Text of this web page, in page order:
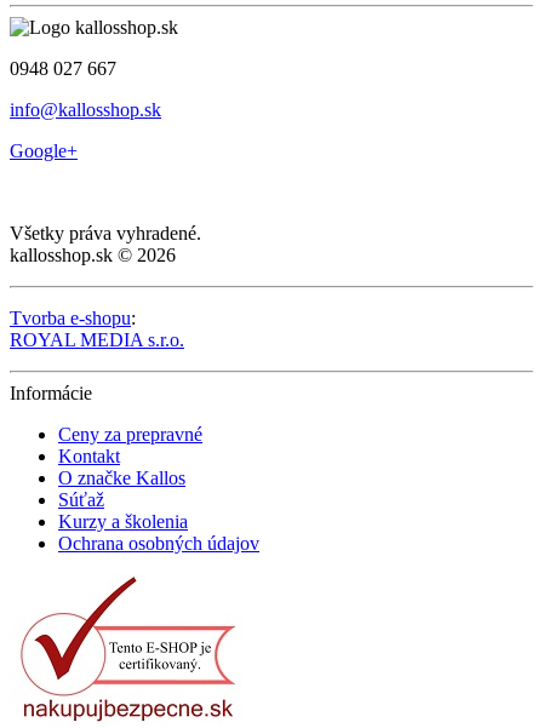
0948 027 667
info@kallosshop.sk
Google+
Všetky práva vyhradené.
kallosshop.sk © 2026
Tvorba e-shopu:
ROYAL MEDIA s.r.o.
Informácie
Ceny za prepravné
Kontakt
O značke Kallos
Súťaž
Kurzy a školenia
Ochrana osobných údajov